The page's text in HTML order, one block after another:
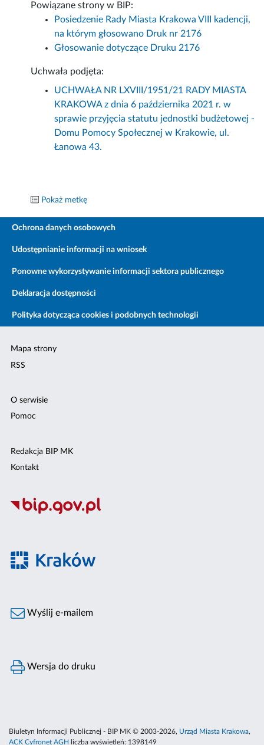
Powiązane strony w BIP:
Posiedzenie Rady Miasta Krakowa VIII kadencji,
na którym głosowano Druk nr 2176
Głosowanie dotyczące Druku 2176
Uchwała podjęta:
UCHWAŁA NR LXVIII/1951/21 RADY MIASTA
KRAKOWA z dnia 6 października 2021 r. w
sprawie przyjęcia statutu jednostki budżetowej -
Domu Pomocy Społecznej w Krakowie, ul.
Łanowa 43.
Pokaż metkę
Ochrona danych osobowych
Udostępnianie informacji na wniosek
Ponowne wykorzystywanie informacji sektora publicznego
Deklaracja dostępności
Polityka dotycząca cookies i podobnych technologii
Mapa strony
RSS
O serwisie
Pomoc
Redakcja BIP MK
Kontakt
Wyślij e-mailem
Wersja do druku
Biuletyn Informacji Publicznej - BIP MK © 2003-2026, Urząd Miasta Krakowa,
ACK Cyfronet AGH
liczba wyświetleń: 1398149